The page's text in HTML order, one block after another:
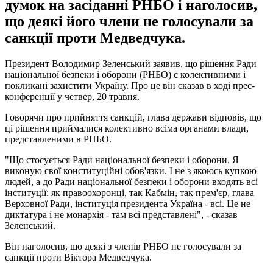
думок на засіданні РНБО і наголосив,
що деякі його члени не голосували за
санкції проти Медведчука.
Президент Володимир Зеленський заявив, що рішення Ради
національної безпеки і оборони (РНБО) є колективними і
покликані захистити Україну. Про це він сказав в ході прес-
конференції у четвер, 20 травня.
Говорячи про прийняття санкцій, глава держави відповів, що
ці рішення приймалися колективно всіма органами влади,
представленими в РНБО.
"Що стосується Ради національної безпеки і оборони. Я
виконую свої конституційні обов'язки. І не з якоюсь купкою
людей, а до Ради національної безпеки і оборони входять всі
інституції: як правоохоронці, так Кабмін, так прем'єр, глава
Верховної Ради, інституція президента Україна - всі. Це не
диктатура і не монархія - там всі представлені", - сказав
Зеленський.
Він наголосив, що деякі з членів РНБО не голосували за
санкції проти Віктора Медведчука.